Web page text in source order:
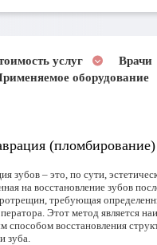
услуг
Врачи
оборудование
(пломбирование)
зубов – это, по сути,
на восстановление зубов
требующая
Этот метод является
способом восстановления
зуба.